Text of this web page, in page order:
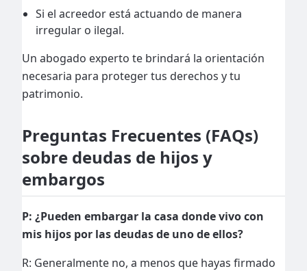
Si el acreedor está actuando de manera
irregular o ilegal.
Un abogado experto te brindará la orientación
necesaria para proteger tus derechos y tu
patrimonio.
Preguntas Frecuentes (FAQs)
sobre deudas de hijos y
embargos
P: ¿Pueden embargar la casa donde vivo con
mis hijos por las deudas de uno de ellos?
R: Generalmente no, a menos que hayas firmado